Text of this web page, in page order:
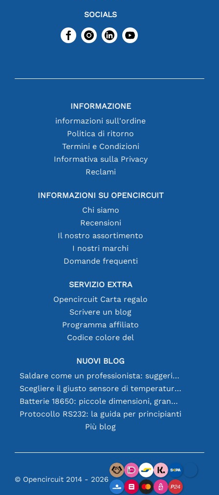
SOCIALS
INFORMAZIONE
informazioni sull'ordine
Politica di ritorno
Termini e Condizioni
Informativa sulla Privacy
Reclami
INFORMAZIONI SU OPENCIRCUIT
Chi siamo
Recensioni
Il nostro assortimento
I nostri marchi
Domande frequenti
SERVIZIO EXTRA
Opencircuit Carta regalo
Scrivere un blog
Programma affiliato
Codice colore del
NUOVI BLOG
Saldare come un professionista: suggerimenti per connessioni elettroniche perfette
Scegliere il giusto sensore di temperatura [youtube]
Batterie 18650: piccole dimensioni, grandi prestazioni
Protocollo RS232: la guida per principianti
Più blog
© Opencircuit 2014 - 2026